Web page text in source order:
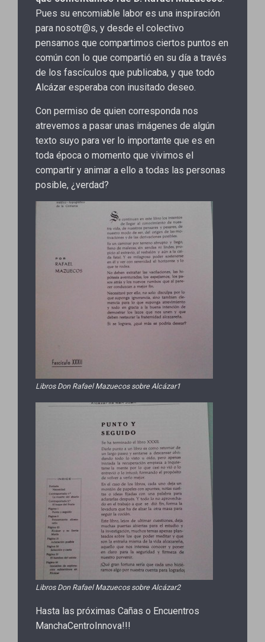
Pues su encomiable labor es una inspiración
para nosotr@s, y desde el colectivo
pensamos que compartimos ciertos puntos en
común con lo que compartió en su día a través
de los fascículos que publicaba, y que todo
Alcázar esperaba con inusitado deseo.
Con permiso de quien corresponda nos
atrevemos a pasar unas imágenes de algún
texto suyo para ver lo importante que es en
toda época o momento que vivimos el
compartir y animar a ello a todas las personas
posible, ¿verdad?
Libros Don Rafael Mazuecos sobre Alcázar1
Libros Don Rafael Mazuecos sobre Alcázar2
Hasta las próximas Cañas o Encuentros
ManchaCentroInnova!!!